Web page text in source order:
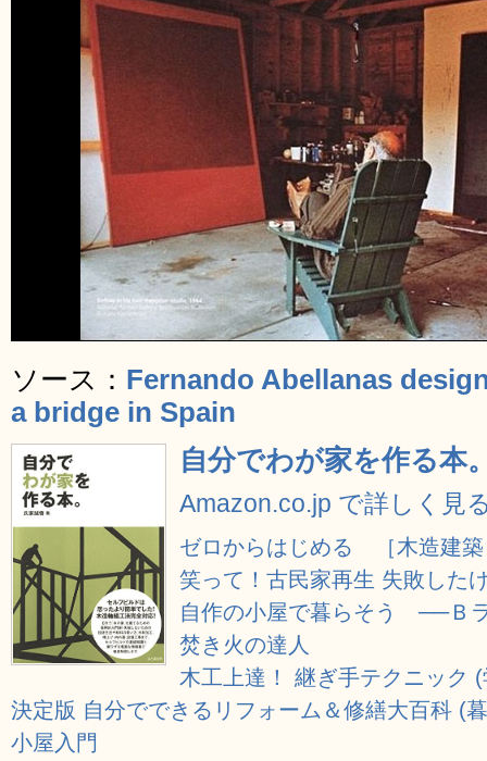
ソース： Fernando Abellanas
a bridge in Spain
自分でわが家を作る本
Amazon.co.jp で詳しく見
ゼロからはじめる ［木造建築
笑って！古民家再生 失敗した
自作の小屋で暮らそう ──Ｂ
焚き火の達人
木工上達！ 継ぎ手テクニック
決定版 自分でできるリフォーム＆修繕大百科 (
小屋入門